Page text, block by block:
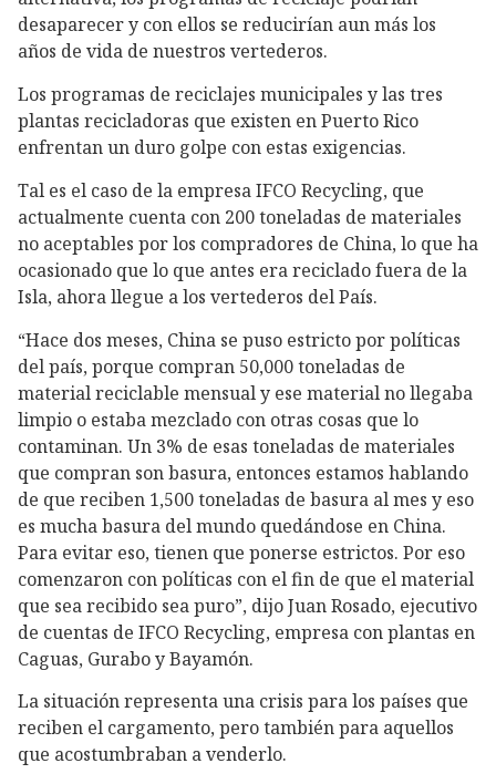
desaparecer y con ellos se reducirían aun más los
años de vida de nuestros vertederos.
Los programas de reciclajes municipales y las tres
plantas recicladoras que existen en Puerto Rico
enfrentan un duro golpe con estas exigencias.
Tal es el caso de la empresa IFCO Recycling, que
actualmente cuenta con 200 toneladas de materiales
no aceptables por los compradores de China, lo que ha
ocasionado que lo que antes era reciclado fuera de la
Isla, ahora llegue a los vertederos del País.
“Hace dos meses, China se puso estricto por políticas
del país, porque compran 50,000 toneladas de
material reciclable mensual y ese material no llegaba
limpio o estaba mezclado con otras cosas que lo
contaminan. Un 3% de esas toneladas de materiales
que compran son basura, entonces estamos hablando
de que reciben 1,500 toneladas de basura al mes y eso
es mucha basura del mundo quedándose en China.
Para evitar eso, tienen que ponerse estrictos. Por eso
comenzaron con políticas con el fin de que el material
que sea recibido sea puro”, dijo Juan Rosado, ejecutivo
de cuentas de IFCO Recycling, empresa con plantas en
Caguas, Gurabo y Bayamón.
La situación representa una crisis para los países que
reciben el cargamento, pero también para aquellos
que acostumbraban a venderlo.